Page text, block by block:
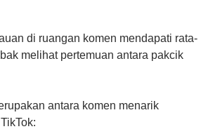
di ruangan komen mendapati rata-
melihat pertemuan antara pakcik
antara komen menarik